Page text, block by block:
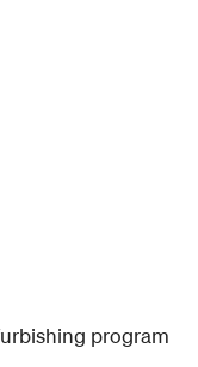
program